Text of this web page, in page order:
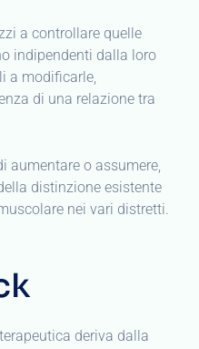
a controllare quelle
indipendenti dalla loro
a modificarle,
di una relazione tra
aumentare o assumere,
distinzione esistente
nei vari distretti.
deriva dalla